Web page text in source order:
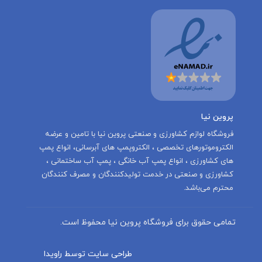
پروین نیا
‌فروشگاه لوازم کشاورزی و صنعتی پروین نیا با تامين و عرضه
الكتروموتورهاى تخصصى ، الكتروپمپ هاى آبرسانى، انواع پمپ
های کشاورزی ، انواع پمپ آب خانگی ، پمپ آب ساختمانی ،
کشاورزی و صنعتی در خدمت توليدكنندگان و مصرف كنندگان
محترم می‌باشد.
تمامی حقوق برای فروشگاه پروین نیا محفوظ است.
طراحی سایت توسط راویدا